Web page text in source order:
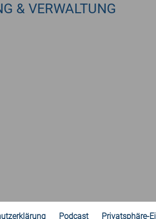
& VERWALTUNG
Podcast Privatsphäre-